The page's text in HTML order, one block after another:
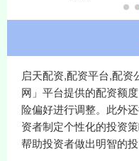
启天配资,配资平台,配资
网」平台提供的配资额
险偏好进行调整。此外
资者制定个性化的投资
帮助投资者做出明智的投